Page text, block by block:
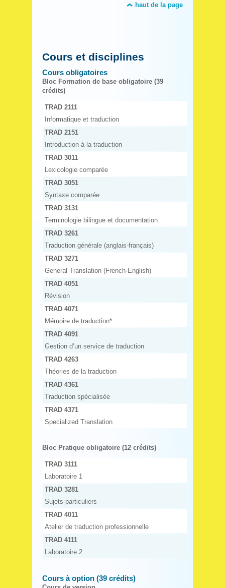
haut de la page
Cours et disciplines
Cours obligatoires
Bloc Formation de base obligatoire (39
crédits)
TRAD 2111
Informatique et traduction
TRAD 2151
Introduction à la traduction
TRAD 3011
Lexicologie comparée
TRAD 3051
Syntaxe comparée
TRAD 3131
Terminologie bilingue et documentation
TRAD 3261
Traduction générale (anglais-français)
TRAD 3271
General Translation (French-English)
TRAD 4051
Révision
TRAD 4071
Mémoire de traduction*
TRAD 4091
Gestion d’un service de traduction
TRAD 4263
Théories de la traduction
TRAD 4361
Traduction spécialisée
TRAD 4371
Specialized Translation
Bloc Pratique obligatoire (12 crédits)
TRAD 3111
Laboratoire 1
TRAD 3281
Sujets particuliers
TRAD 4011
Atelier de traduction professionnelle
TRAD 4111
Laboratoire 2
Cours à option (39 crédits)